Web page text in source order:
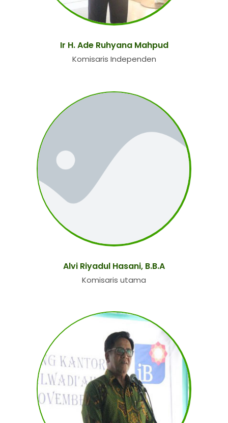
Ir H. Ade Ruhyana Mahpud
Komisaris Independen
Alvi Riyadul Hasani, B.B.A
Komisaris utama